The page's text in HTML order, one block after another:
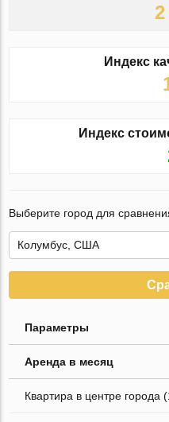
2
Индекс
Индекс
Выберите город для
Параметры
Аренда в месяц
Квартира в центре города